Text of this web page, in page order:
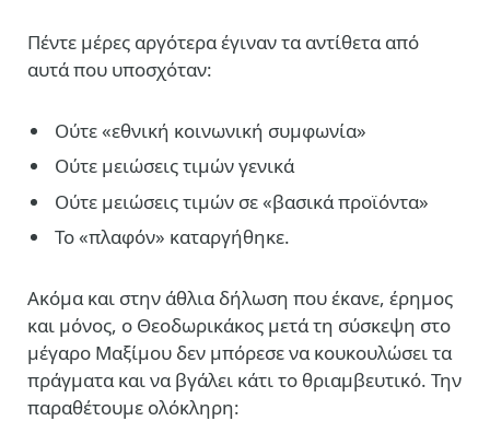
Πέντε μέρες αργότερα έγιναν τα αντίθετα από
αυτά που υποσχόταν:
Ούτε «εθνική κοινωνική συμφωνία»
Ούτε μειώσεις τιμών γενικά
Ούτε μειώσεις τιμών σε «βασικά προϊόντα»
Το «πλαφόν» καταργήθηκε.
Ακόμα και στην άθλια δήλωση που έκανε, έρημος
και μόνος, ο Θεοδωρικάκος μετά τη σύσκεψη στο
μέγαρο Μαξίμου δεν μπόρεσε να κουκουλώσει τα
πράγματα και να βγάλει κάτι το θριαμβευτικό. Την
παραθέτουμε ολόκληρη: